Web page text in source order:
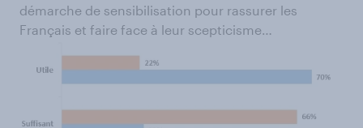
démarche de sensibilisation pour rassurer les
Français et faire face à leur scepticisme…